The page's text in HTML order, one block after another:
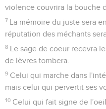
violence couvrira la bouche
7 La mémoire du juste sera
réputation des méchants
8 Le sage de coeur recevra
de lèvres tombera.
9 Celui qui marche dans
mais celui qui pervertit ses
10 Celui qui fait signe de